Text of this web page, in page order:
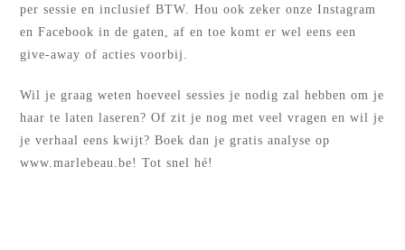
per sessie en inclusief BTW. Hou ook zeker onze Instagram
en Facebook in de gaten, af en toe komt er wel eens een
give-away of acties voorbij.
Wil je graag weten hoeveel sessies je nodig zal hebben om je
haar te laten laseren? Of zit je nog met veel vragen en wil je
je verhaal eens kwijt? Boek dan je gratis analyse op
www.marlebeau.be! Tot snel hé!